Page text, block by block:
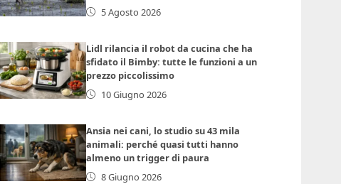
5 Agosto 2026
Lidl rilancia il robot da cucina che ha
sfidato il Bimby: tutte le funzioni a un
prezzo piccolissimo
10 Giugno 2026
Ansia nei cani, lo studio su 43 mila
animali: perché quasi tutti hanno
almeno un trigger di paura
8 Giugno 2026